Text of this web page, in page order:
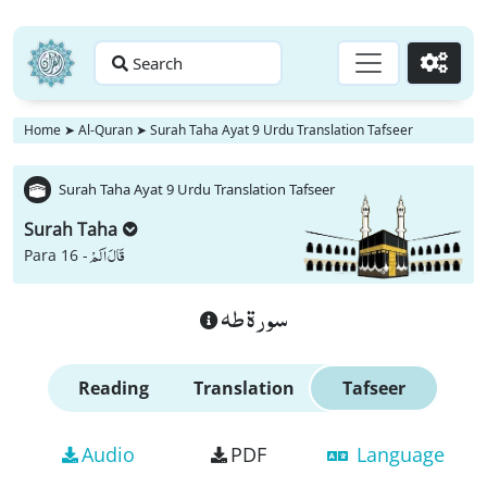
Search Go
Home ➤ Al-Quran ➤ Surah Taha Ayat 9 Urdu Translation Tafseer
Surah Taha Ayat 9 Urdu Translation Tafseer
Surah Taha
Para 16 -قَالَ اَلَمْ
سورة طه
Reading Translation Tafseer
Audio PDF Language